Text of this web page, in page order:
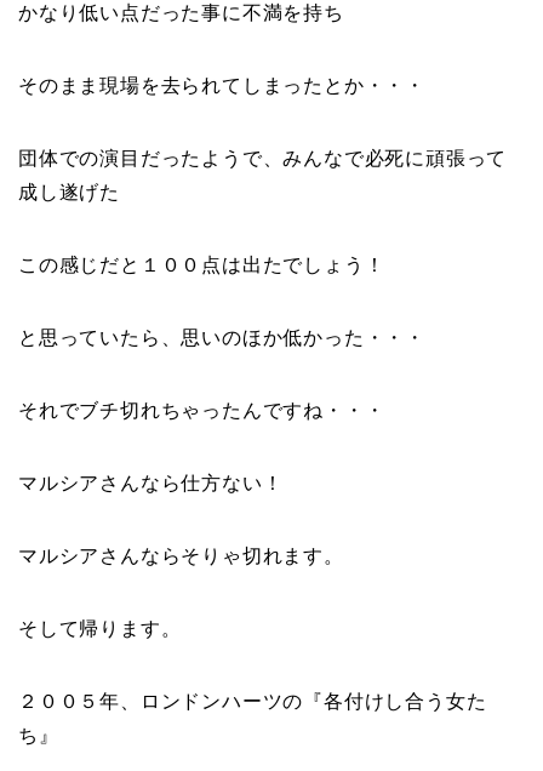
かなり低い点だった事に不満を持ち
そのまま現場を去られてしまったとか・・・
団体での演目だったようで、みんなで必死に頑張って
成し遂げた
この感じだと１００点は出たでしょう！
と思っていたら、思いのほか低かった・・・
それでブチ切れちゃったんですね・・・
マルシアさんなら仕方ない！
マルシアさんならそりゃ切れます。
そして帰ります。
２００５年、 ロンドンハーツの 『各付けし合う女た
ち 』